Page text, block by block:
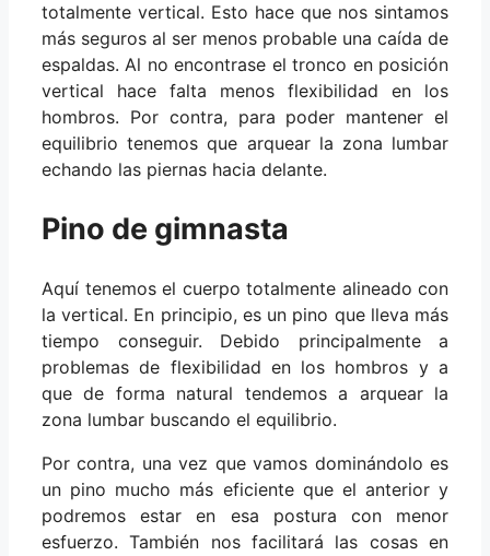
totalmente vertical. Esto hace que nos sintamos
más seguros al ser menos probable una caída de
espaldas. Al no encontrase el tronco en posición
vertical hace falta menos flexibilidad en los
hombros. Por contra, para poder mantener el
equilibrio tenemos que arquear la zona lumbar
echando las piernas hacia delante.
Pino de gimnasta
Aquí tenemos el cuerpo totalmente alineado con
la vertical. En principio, es un pino que lleva más
tiempo conseguir. Debido principalmente a
problemas de flexibilidad en los hombros y a
que de forma natural tendemos a arquear la
zona lumbar buscando el equilibrio.
Por contra, una vez que vamos dominándolo es
un pino mucho más eficiente que el anterior y
podremos estar en esa postura con menor
esfuerzo. También nos facilitará las cosas en